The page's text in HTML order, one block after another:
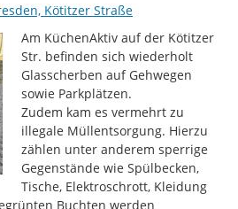
Kötitzer Straße
Am KüchenAktiv auf der Kötitzer
Str. befinden sich wiederholt
Glasscherben auf Gehwegen
sowie Parkplätzen.
Zudem kam es vermehrt zu
illegale Müllentsorgung. Hierzu
zählen unter anderem sperrige
Gegenstände wie Spülbecken,
Tische, Elektroschrott, Kleidung
Buchten werden